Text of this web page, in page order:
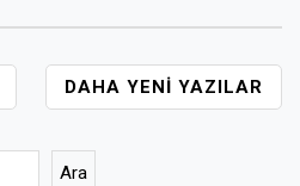
DAHA YENI YAZILAR
Ara